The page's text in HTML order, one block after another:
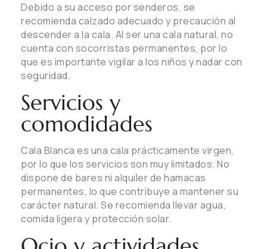
Debido a su acceso por senderos, se
recomienda calzado adecuado y precaución al
descender a la cala. Al ser una cala natural, no
cuenta con socorristas permanentes, por lo
que es importante vigilar a los niños y nadar con
seguridad.
Servicios y
comodidades
Cala Blanca es una cala prácticamente virgen,
por lo que los servicios son muy limitados. No
dispone de bares ni alquiler de hamacas
permanentes, lo que contribuye a mantener su
carácter natural. Se recomienda llevar agua,
comida ligera y protección solar.